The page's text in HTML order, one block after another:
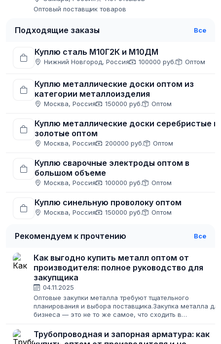
Оптовый поставщик товаров
Подходящие заказы Все
Куплю сталь М10Г2К и М10ДМ
Нижний Новгород, Россия 100000 руб. Оптом
Куплю металлические доски оптом из
категории металлоизделия
Москва, Россия 150000 руб. Оптом
Куплю металлические доски серебристые и
золотые оптом
Москва, Россия 200000 руб. Оптом
Куплю сварочные электроды оптом в
большом объеме
Москва, Россия 100000 руб. Оптом
Куплю синельную проволоку оптом
Москва, Россия 150000 руб. Оптом
Рекомендуем к прочтению Все
Как выгодно купить металл оптом от
производителя: полное руководство для
закупщика
04.11.2025
Оптовые закупки металла требуют тщательного
планирования и выбора поставщика.Закупка металла для
бизнеса — это не то же самое, что сходить в
на кону стоят крупные суммы, сроки проектов...
Трубопроводная и запорная арматура: как